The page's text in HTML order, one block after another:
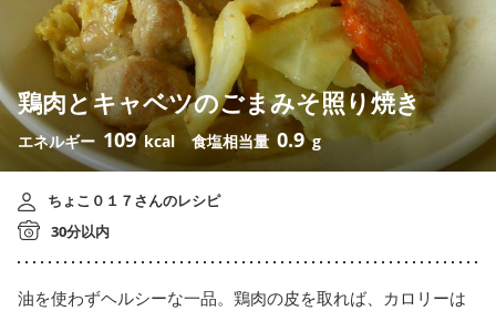
鶏肉とキャベツのごまみそ照り焼き
エネルギー 109 kcal 食塩相当量 0.9 g
ちょこ０１７さんのレシピ
30分以内
油を使わずヘルシーな一品。鶏肉の皮を取れば、カロリーは